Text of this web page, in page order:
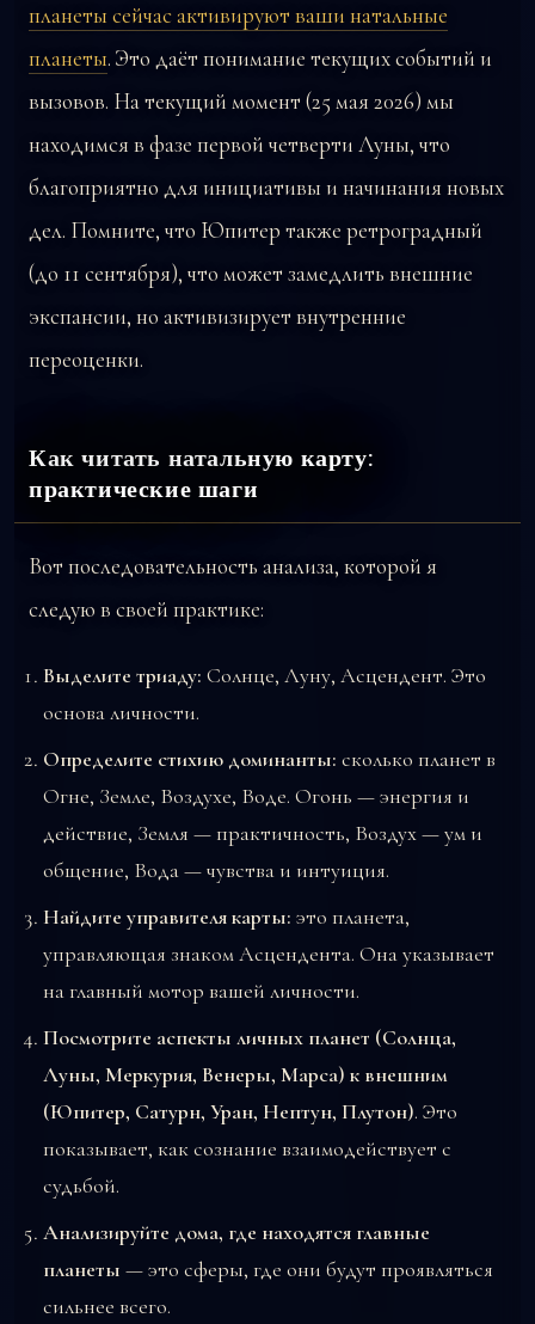
планеты сейчас активируют ваши натальные
планеты. Это даёт понимание текущих событий и
вызовов. На текущий момент (25 мая 2026) мы
находимся в фазе первой четверти Луны, что
благоприятно для инициативы и начинания новых
дел. Помните, что Юпитер также ретроградный
(до 11 сентября), что может замедлить внешние
экспансии, но активизирует внутренние
переоценки.
Как читать натальную карту:
практические шаги
Вот последовательность анализа, которой я
следую в своей практике:
Выделите триаду: Солнце, Луну, Асцендент. Это
основа личности.
Определите стихию доминанты: сколько планет в
Огне, Земле, Воздухе, Воде. Огонь — энергия и
действие, Земля — практичность, Воздух — ум и
общение, Вода — чувства и интуиция.
Найдите управителя карты: это планета,
управляющая знаком Асцендента. Она указывает
на главный мотор вашей личности.
Посмотрите аспекты личных планет (Солнца,
Луны, Меркурия, Венеры, Марса) к внешним
(Юпитер, Сатурн, Уран, Нептун, Плутон). Это
показывает, как сознание взаимодействует с
судьбой.
Анализируйте дома, где находятся главные
планеты — это сферы, где они будут проявляться
сильнее всего.